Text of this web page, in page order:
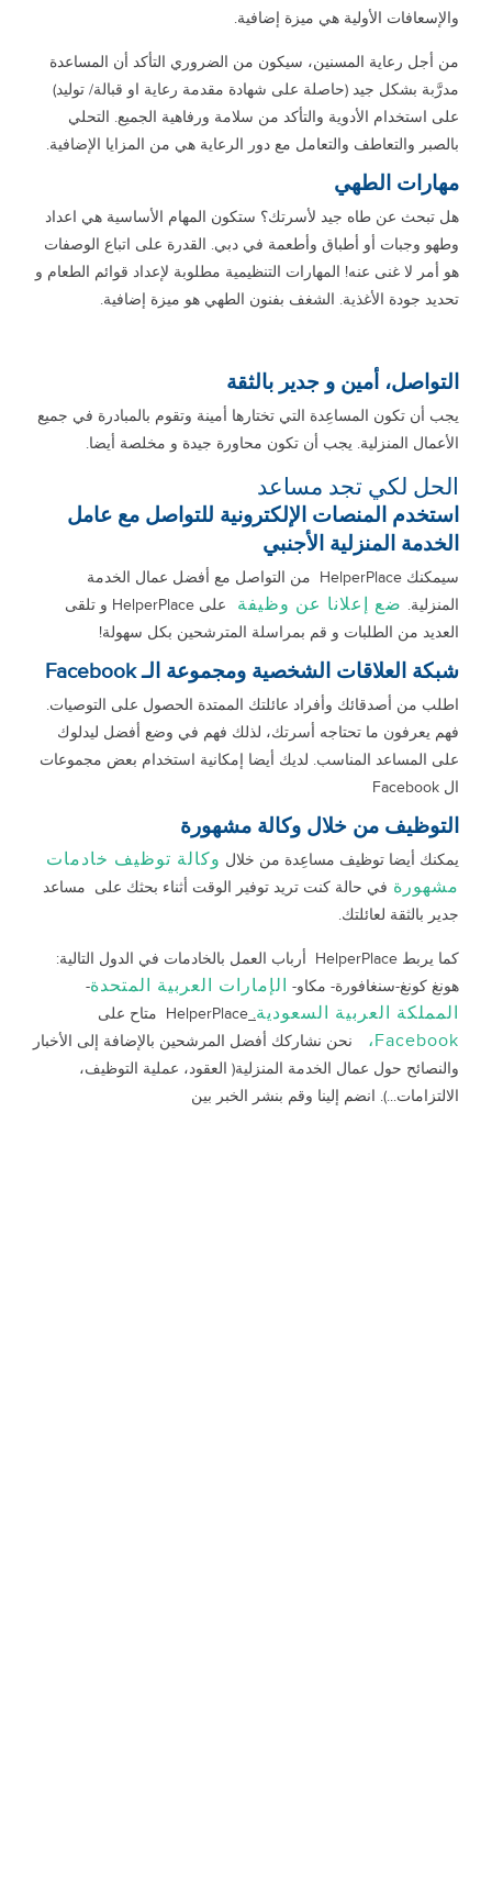
والإسعافات الأولية هي ميزة إضافية.
من أجل رعاية المسنين، سيكون من الضروري التأكد أن المساعدة
مدرَّبة بشكل جيد (حاصلة على شهادة مقدمة رعاية او قبالة/ توليد)
على استخدام الأدوية والتأكد من سلامة ورفاهية الجميع. التحلي
بالصبر والتعاطف والتعامل مع دور الرعاية هي من المزايا الإضافية.
مهارات الطهي
هل تبحث عن طاه جيد لأسرتك؟ ستكون المهام الأساسية هي اعداد
وطهو وجبات أو أطباق وأطعمة في دبي. القدرة على اتباع الوصفات
هو أمر لا غنى عنه! المهارات التنظيمية مطلوبة لإعداد قوائم الطعام و
تحديد جودة الأغذية. الشغف بفنون الطهي هو ميزة إضافية.
التواصل، أمين و جدير بالثقة
يجب أن تكون المساعِدة التي تختارها أمينة وتقوم بالمبادرة في جميع
الأعمال المنزلية. يجب أن تكون محاورة جيدة و مخلصة أيضا.
الحل لكي تجد مساعد
استخدم المنصات الإلكترونية للتواصل مع عامل
الخدمة المنزلية الأجنبي
سيمكنك HelperPlace من التواصل مع أفضل عمال الخدمة
المنزلية. ضع إعلانا عن وظيفة
على HelperPlace و تلقى
العديد من الطلبات و قم بمراسلة المترشحين بكل سهولة!
شبكة العلاقات الشخصية ومجموعة الـ Facebook
اطلب من أصدقائك وأفراد عائلتك الممتدة الحصول على التوصيات.
فهم يعرفون ما تحتاجه أسرتك، لذلك فهم في وضع أفضل ليدلوك
على المساعد المناسب. لديك أيضا إمكانية استخدام بعض مجموعات
ال Facebook
التوظيف من خلال وكالة مشهورة
يمكنك أيضا توظيف مساعِدة من خلال وكالة توظيف خادمات
مشهورة في حالة كنت تريد توفير الوقت أثناء بحثك على مساعد
جدير بالثقة لعائلتك.
كما يربط HelperPlace أرباب العمل بالخادمات في الدول التالية:
هونغ كونغ-سنغافورة- مكاو- الإمارات العربية المتحدة-
المملكة العربية السعودية. HelperPlace متاح على
Facebook،
نحن نشاركك أفضل المرشحين بالإضافة إلى الأخبار
والنصائح حول عمال الخدمة المنزلية( العقود، عملية التوظيف،
الالتزامات...). انضم إلينا وقم بنشر الخبر بين